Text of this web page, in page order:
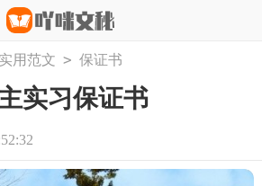
实用范文 > 保证书
实习保证书